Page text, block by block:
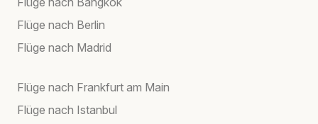
Flüge nach Berlin
Flüge nach Madrid
Flüge nach Frankfurt am Main
Flüge nach Istanbul